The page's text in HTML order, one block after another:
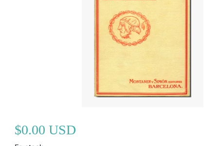
$0.00 USD